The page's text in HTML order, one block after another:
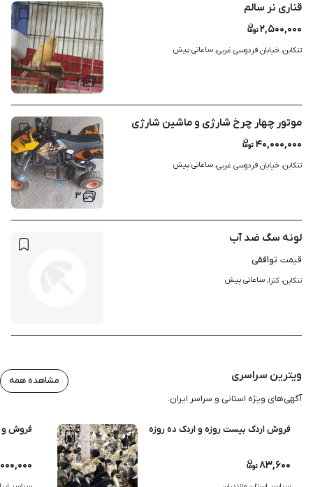
۲
قناری نر سالم
۲,۵۰۰,۰۰۰
تنکابن، خیابان فردوسی غربی، ساعاتی پیش
۳
موتور چهار چرخ شارژی و ماشین شارژی
۴۰,۰۰۰,۰۰۰
تنکابن، خیابان فردوسی غربی، ساعاتی پیش
لونه سگ ضد آب
قیمت توافقی
تنکابن، کترا، ساعاتی پیش
ویترین سراسری
آگهی‌های ویژه استانی و سراسر ایران.
مشاهده همه
فروش اردک بیست روزه و اردک ده روزه و اردک ورامینی واکسن شده
۸۳,۶۰۰
فروش و